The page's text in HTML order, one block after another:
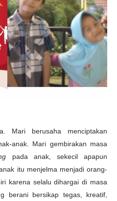
Mari berusaha menciptakan
anak. Mari gembirakan masa
pada anak, sekecil apapun
itu menjelma menjadi orang-
karena selalu dihargai di masa
berani bersikap tegas, kreatif,